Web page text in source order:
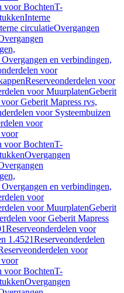
voor BochtenT-
Interne
circulatieOvergangen
en verbindingen,
voor
Reserveonderdelen voor
voor MuurplatenGeberit
Geberit Mapress rvs,
voor Systeembuizen
voor
voor
voor BochtenT-
Overgangen
en verbindingen,
voor
voor MuurplatenGeberit
voor Geberit Mapress
Reserveonderdelen voor
1.4521Reserveonderdelen
voor
voor
voor BochtenT-
Overgangen